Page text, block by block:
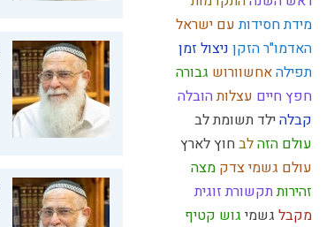
מידת חסידותעם ישראל
האדמו"ר הזקן ניצול זמן
תפילהאחשוורוש גבורה
חפץ חיים עצלותהובלה
קבלהילד תשומת לב
עולם הזהלבחוץ לארץ
עולם גשמיצדק מצה
זהירותתקשורת זוגית
מקבל גשמי גוש קטיף